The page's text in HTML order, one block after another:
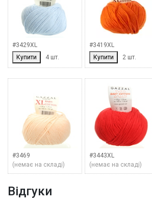
#3429XL
Купити
4 шт.
#3419XL
Купити
2 шт.
#3469
(немає на складі)
#3443XL
(немає на складі)
Відгуки